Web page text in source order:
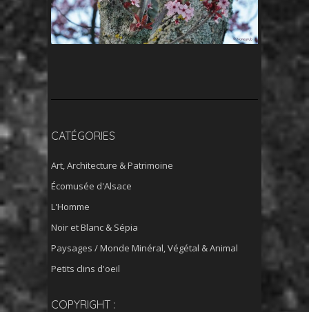
CATÉGORIES
Art, Architecture & Patrimoine
Écomusée d'Alsace
L'Homme
Noir et Blanc & Sépia
Paysages / Monde Minéral, Végétal & Animal
Petits clins d'oeil
COPYRIGHT :